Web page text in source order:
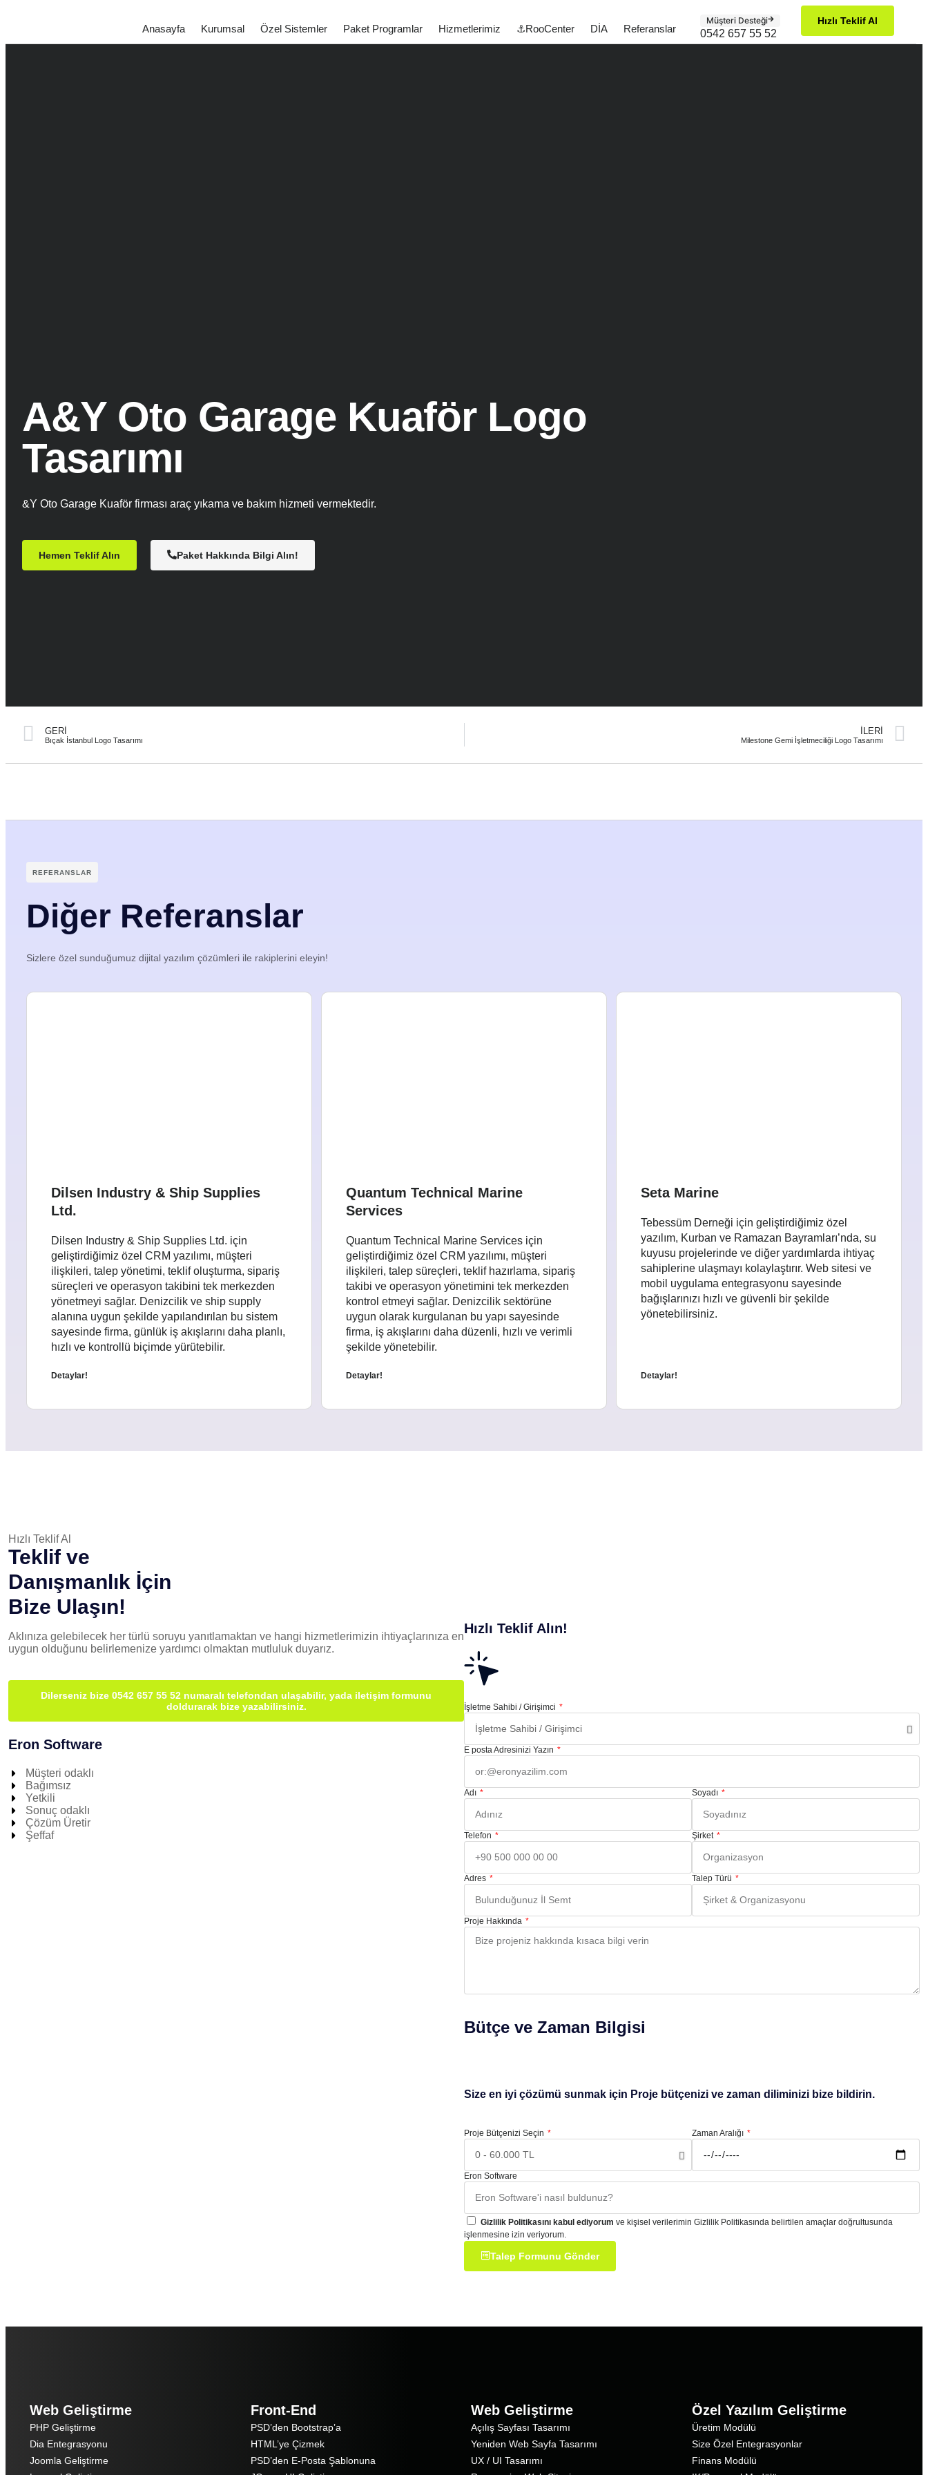
Anasayfa Kurumsal Özel Sistemler Paket Programlar Hizmetlerimiz ⚓RooCenter DİA Referanslar
Müşteri Desteği
0542 657 55 52
Hızlı Teklif Al
A&Y Oto Garage Kuaför Logo
Tasarımı
&Y Oto Garage Kuaför firması araç yıkama ve bakım hizmeti vermektedir.
Hemen Teklif Alın Paket Hakkında Bilgi Alın!
GERI
Bıçak İstanbul Logo Tasarımı
İLERI
Milestone Gemi İşletmeciliği Logo Tasarımı
REFERANSLAR
Diğer Referanslar
Sizlere özel sunduğumuz dijital yazılım çözümleri ile rakiplerini eleyin!
Dilsen Industry & Ship Supplies
Ltd.
Dilsen Industry & Ship Supplies Ltd. için
geliştirdiğimiz özel CRM yazılımı, müşteri
ilişkileri, talep yönetimi, teklif oluşturma, sipariş
süreçleri ve operasyon takibini tek merkezden
yönetmeyi sağlar. Denizcilik ve ship supply
alanına uygun şekilde yapılandırılan bu sistem
sayesinde firma, günlük iş akışlarını daha planlı,
hızlı ve kontrollü biçimde yürütebilir.
Detaylar!
Quantum Technical Marine
Services
Quantum Technical Marine Services için
geliştirdiğimiz özel CRM yazılımı, müşteri
ilişkileri, talep süreçleri, teklif hazırlama, sipariş
takibi ve operasyon yönetimini tek merkezden
kontrol etmeyi sağlar. Denizcilik sektörüne
uygun olarak kurgulanan bu yapı sayesinde
firma, iş akışlarını daha düzenli, hızlı ve verimli
şekilde yönetebilir.
Detaylar!
Seta Marine
Tebessüm Derneği için geliştirdiğimiz özel
yazılım, Kurban ve Ramazan Bayramları’nda, su
kuyusu projelerinde ve diğer yardımlarda ihtiyaç
sahiplerine ulaşmayı kolaylaştırır. Web sitesi ve
mobil uygulama entegrasyonu sayesinde
bağışlarınızı hızlı ve güvenli bir şekilde
yönetebilirsiniz.
Detaylar!
Hızlı Teklif Al
Teklif ve
Danışmanlık İçin
Bize Ulaşın!
Aklınıza gelebilecek her türlü soruyu yanıtlamaktan ve hangi hizmetlerimizin ihtiyaçlarınıza en
uygun olduğunu belirlemenize yardımcı olmaktan mutluluk duyarız.
Dilerseniz bize 0542 657 55 52 numaralı telefondan ulaşabilir, yada iletişim formunu
doldurarak bize yazabilirsiniz.
Eron Software
Müşteri odaklı
Bağımsız
Yetkili
Sonuç odaklı
Çözüm Üretir
Şeffaf
Hızlı Teklif Alın!
İşletme Sahibi / Girişimci
E posta Adresinizi Yazın
Adı Soyadı
Telefon Şirket
Adres Talep Türü
Proje Hakkında
Bütçe ve Zaman Bilgisi
Size en iyi çözümü sunmak için Proje bütçenizi ve zaman diliminizi bize bildirin.
Proje Bütçenizi Seçin Zaman Aralığı
Eron Software
Gizlilik Politikasını kabul ediyorum ve kişisel verilerimin Gizlilik Politikasında belirtilen amaçlar doğrultusunda
işlenmesine izin veriyorum.
Talep Formunu Gönder
Web Geliştirme
PHP Geliştirme
Dia Entegrasyonu
Joomla Geliştirme
Front-End
PSD’den Bootstrap’a
HTML’ye Çizmek
PSD’den E-Posta Şablonuna
Web Geliştirme
Açılış Sayfası Tasarımı
Yeniden Web Sayfa Tasarımı
UX / UI Tasarımı
Özel Yazılım Geliştirme
Üretim Modülü
Size Özel Entegrasyonlar
Finans Modülü